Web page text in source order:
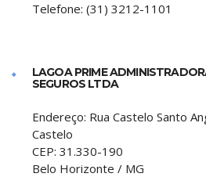
Telefone: (31) 3212-1101
LAGOA PRIME
SEGUROS LTDA
Endereço: Rua Castelo Santo
Castelo
CEP: 31.330-190
Belo Horizonte / MG